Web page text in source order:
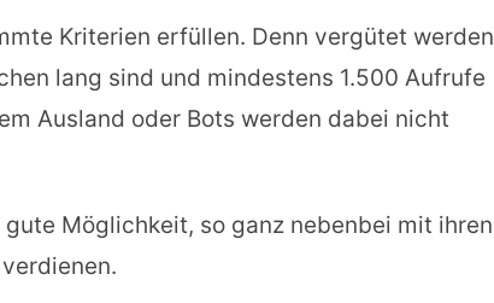
Kriterien erfüllen. Denn vergütet werden
lang sind und mindestens 1.500 Aufrufe
Ausland oder Bots werden dabei nicht
Möglichkeit, so ganz nebenbei mit ihren